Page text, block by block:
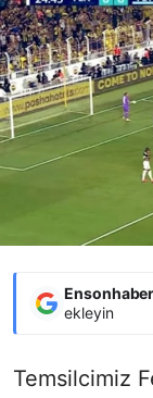
ekleyin
Temsilcimiz